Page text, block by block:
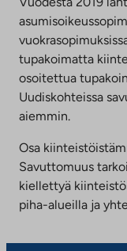
tupakoimatta
osoitettua
Uudiskohteissa
aiemmin.
Osa
Savuttomuus
kiellettyä
piha-alueilla ja